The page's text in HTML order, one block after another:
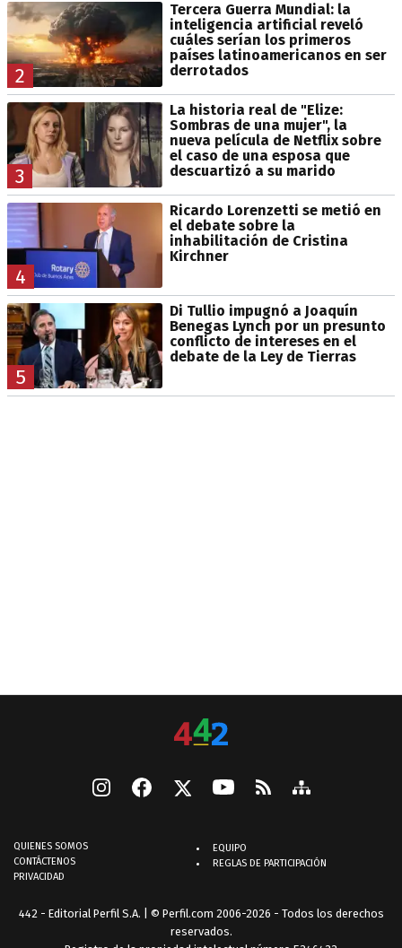
2
Tercera Guerra Mundial: la
inteligencia artificial reveló
cuáles serían los primeros
países latinoamericanos en ser
derrotados
3
La historia real de "Elize:
Sombras de una mujer", la
nueva película de Netflix sobre
el caso de una esposa que
descuartizó a su marido
4
Ricardo Lorenzetti se metió en
el debate sobre la
inhabilitación de Cristina
Kirchner
5
Di Tullio impugnó a Joaquín
Benegas Lynch por un presunto
conflicto de intereses en el
debate de la Ley de Tierras
QUIENES SOMOS
CONTÁCTENOS
PRIVACIDAD
EQUIPO
REGLAS DE PARTICIPACIÓN
442 - Editorial Perfil S.A. | © Perfil.com 2006-2026 - Todos los derechos
reservados.